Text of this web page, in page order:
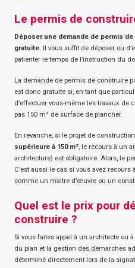
Le permis de
Déposer une demande de permis
gratuite. Il vous suffit de déposer ou
patienter le temps de l’instruction du
La demande de permis de construire
est donc gratuite si, en tant que
d’effectuer vous-même les travaux de
pas 150 m² de surface de plancher.
En revanche, si le projet de
supérieure à 150 m², le recours à un
architecture) est obligatoire. Alors, le
C’est aussi le cas si vous avez
comme un maitre d’œuvre ou un
Quel est le prix pour
construire ?
Si vous faites appel à un architecte ou
du plan et la gestion des démarches
déterminé directement lors de la